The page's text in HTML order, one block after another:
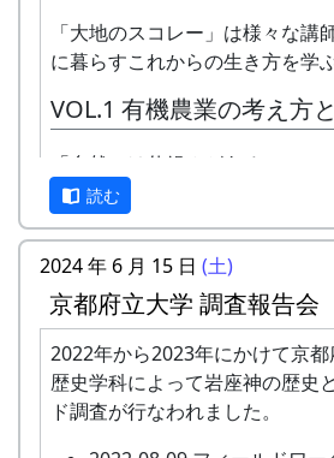
しばらくメンバーのお家では、
楽やっててよかったなあ」と思
棚田のイネに
「大地のスコレー」は様々な講
に暮らすこれからの生き方を学
VOL.1 有機農業の考え方
「自然には仕組みがある」
有機という言葉をたどっていく
ありました。 山をお手本に土を
る様々な問題に根源的なアプロ
く美しい農業のあり方を学びま
菜のはじまりの季節。種まき、
など具体的な栽培方法もお話し
こで学んだ知識をぜひそれぞれ
ただけたら幸いです。
読む
2024 年 6 月 15 日 (土)
京都府立大学 調査報告会
2022年から2023年にかけて京
歴史学科によって岩座神の歴史
ド調査が行なわれました。